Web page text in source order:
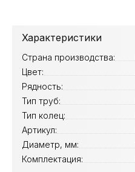
Характеристики
Страна производства:
Цвет:
Рядность:
Тип труб:
Тип колец:
Артикул:
Диаметр, мм:
Комплектация: